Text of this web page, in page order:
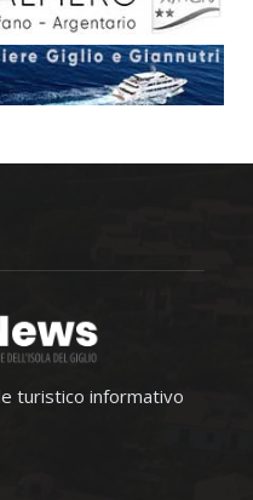
turistico informativo